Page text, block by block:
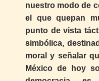
nuestro modo de
el que quepan
punto de vista
simbólica,
moral y señalar
México de hoy